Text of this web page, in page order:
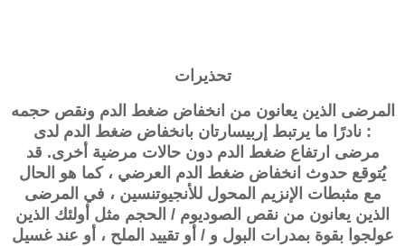
تحذيرات
المرضى الذين يعانون من انخفاض ضغط الدم ونقص حجمه
: نادرًا ما يرتبط إربيسارتان بانخفاض ضغط الدم لدى
مرضى ارتفاع ضغط الدم دون حالات مرضية أخرى. قد
يُتوقع حدوث انخفاض ضغط الدم العرضي ، كما هو الحال
مع مثبطات الإنزيم المحول للأنجيوتنسين ، في المرضى
الذين يعانون من نقص الصوديوم / الحجم مثل أولئك الذين
عولجوا بقوة بمدرات البول و / أو تقييد الملح ، أو عند غسيل